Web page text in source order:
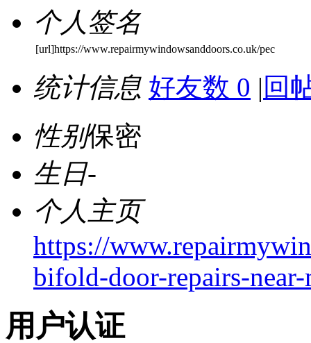
个人签名
[url]https://www.repairmywindowsanddoors.co.uk/pec
统计信息 好友数 0 | 回
性别保密
生日-
个人主页
https://
bifold-door-repairs-near-
用户认证